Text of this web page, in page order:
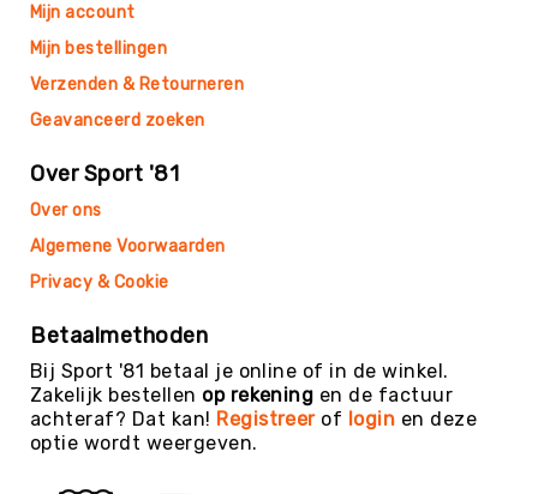
Teambuilding
Tennis
Trampolinespringen
Trefbal
/
Gymnastiek
&
Zelfverdediging
Voetbal
Volleybal
Mijn account
Mijn bestellingen
Verzenden & Retourneren
Geavanceerd zoeken
Over Sport '81
Over ons
Algemene Voorwaarden
Privacy & Cookie
Betaalmethoden
Bij Sport '81 betaal je online of in de winkel.
Zakelijk bestellen op rekening en de factuur
achteraf? Dat kan! Registreerof login en deze
optie wordt weergeven.